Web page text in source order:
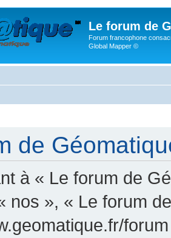
Le forum de
Forum francophone
Global Mapper ©
de
à « Le forum de
nos », « Le forum